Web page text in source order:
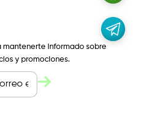
mantenerte informado sobre
y promociones.